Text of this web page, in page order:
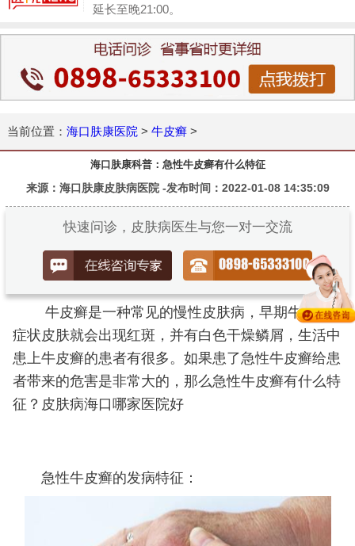
延长至晚21:00。
当前位置： 海口肤康医院 > 牛皮癣>
海口肤康科普：急性牛皮癣有什么特征
来源：海口肤康皮肤病医院 -发布时间：2022-01-08 14:35:09
快速问诊，皮肤病医生与您一对一交流
牛皮癣是一种常见的慢性皮肤病，早期牛皮癣
症状皮肤就会出现红斑，并有白色干燥鳞屑，生活中
患上牛皮癣的患者有很多。如果患了急性牛皮癣给患
者带来的危害是非常大的，那么急性牛皮癣有什么特
征？皮肤病海口哪家医院好
急性牛皮癣的发病特征：